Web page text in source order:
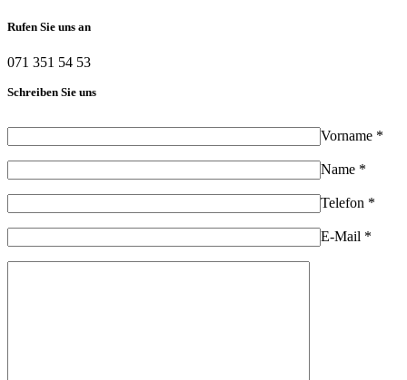
Rufen Sie uns an
071 351 54 53
Schreiben Sie uns
Vorname *
Name *
Telefon *
E-Mail *